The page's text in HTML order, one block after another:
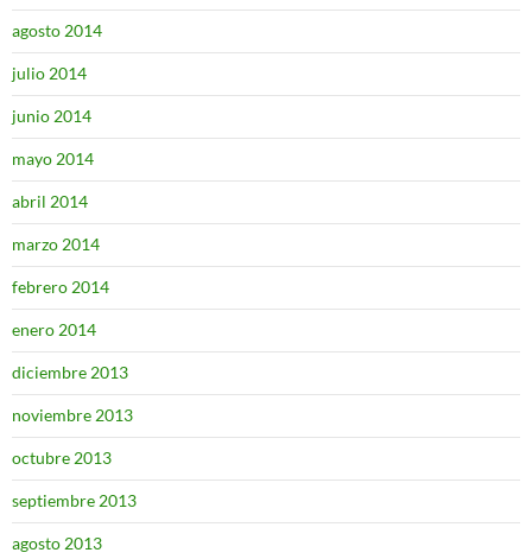
agosto 2014
julio 2014
junio 2014
mayo 2014
abril 2014
marzo 2014
febrero 2014
enero 2014
diciembre 2013
noviembre 2013
octubre 2013
septiembre 2013
agosto 2013